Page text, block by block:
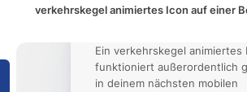
verkehrskegel animiertes Icon auf einer
Ein verkehrskegel animiertes
funktioniert außerordentlich
in deinem nächsten mobilen